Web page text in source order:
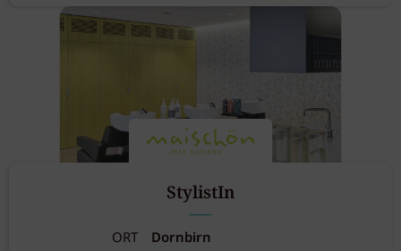
StylistIn
ORT
Dornbirn